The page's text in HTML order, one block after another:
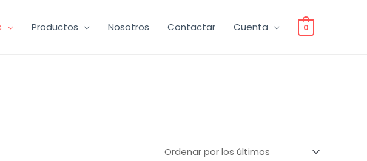
Productos Nosotros Contactar Cuenta 0